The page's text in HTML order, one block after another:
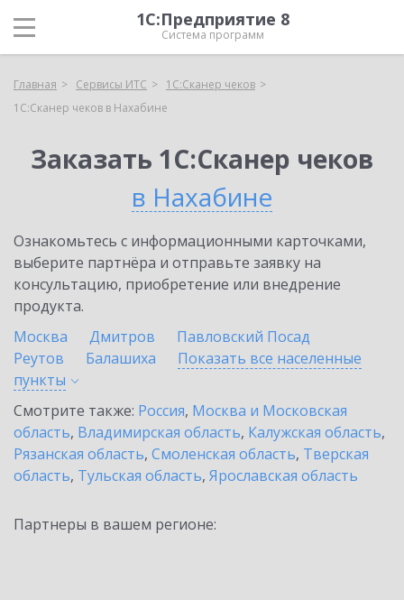
1С:Предприятие 8
Система программ
Главная Сервисы ИТС
1С:Сканер чеков
1С:Сканер чеков в Нахабине
Заказать 1С:Сканер чеков
в Нахабине
Ознакомьтесь с информационными карточками,
выберите партнёра и отправьте заявку на
консультацию, приобретение или внедрение
продукта.
Москва
Дмитров
Павловский Посад
Реутов
Балашиха
Показать все населенные
пункты
Смотрите также: Россия, Москва и Московская
область, Владимирская область, Калужская область,
Рязанская область, Смоленская область, Тверская
область, Тульская область, Ярославская область
Партнеры в вашем регионе: